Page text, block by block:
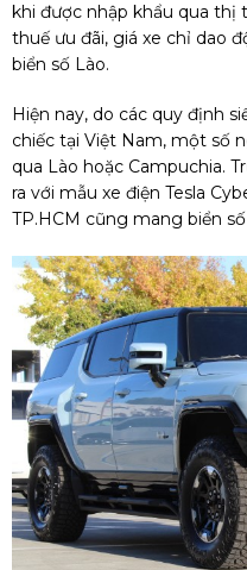
khi được nhập khẩu qua thị
thuế ưu đãi, giá xe chỉ dao
biển số Lào.
Hiện nay, do các quy định
chiếc tại Việt Nam, một số
qua Lào hoặc Campuchia.
ra với mẫu xe điện Tesla
TP.HCM cũng mang biển